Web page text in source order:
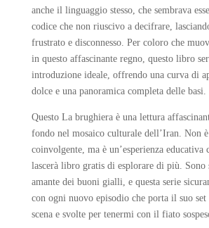
anche il linguaggio stesso, che sembrava
codice che non riuscivo a decifrare,
frustrato e disconnesso. Per coloro che
in questo affascinante regno, questo libro
introduzione ideale, offrendo una curva di
dolce e una panoramica completa delle basi.
Questo La brughiera è una lettura
fondo nel mosaico culturale dell’Iran. Non
coinvolgente, ma è un’esperienza educativa
lascerà libro gratis di esplorare di più. Sono
amante dei buoni gialli, e questa serie
con ogni nuovo episodio che porta il suo
scena e svolte per tenermi con il fiato